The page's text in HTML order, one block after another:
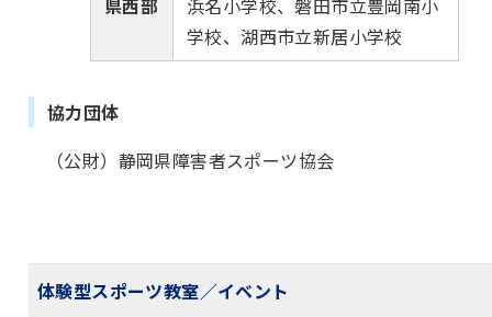
県西部
浜名小学校、磐田市立豊岡南小
学校、湖西市立新居小学校
協力団体
（公財）静岡県障害者スポーツ協会
体験型スポーツ教室／イベント